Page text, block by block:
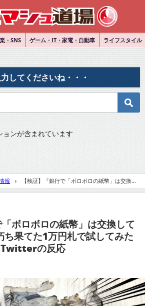
・SNS ゲーム・IT・家電・自動車 ライフスタイル
してくださいね・・・
ンが含まれています
報
【検証】『銀行で「ボロボロの紙幣」は交換し
万円札で試してみた結果…』についてTwitterの反応
「ボロボロの紙幣」は交換して
ち果てた1万円札で試してみた
Twitterの反応